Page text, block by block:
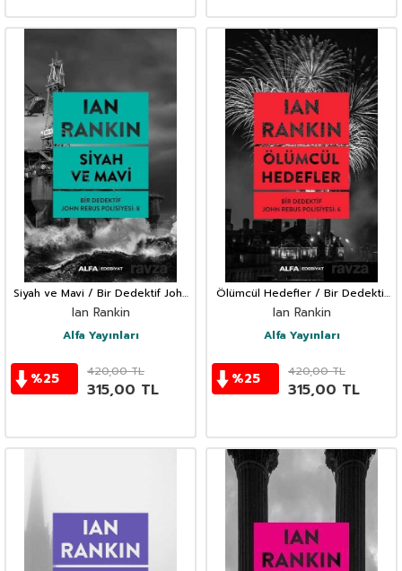
Siyah ve Mavi / Bir Dedektif John
Rebus Polisiyesi 8
Ian Rankin
Alfa Yayınları
%25 420,00TL
315,00 TL
Ölümcül Hedefler / Bir Dedektif
John Rebus Polisiyesi 6
Ian Rankin
Alfa Yayınları
%25 420,00TL
315,00 TL